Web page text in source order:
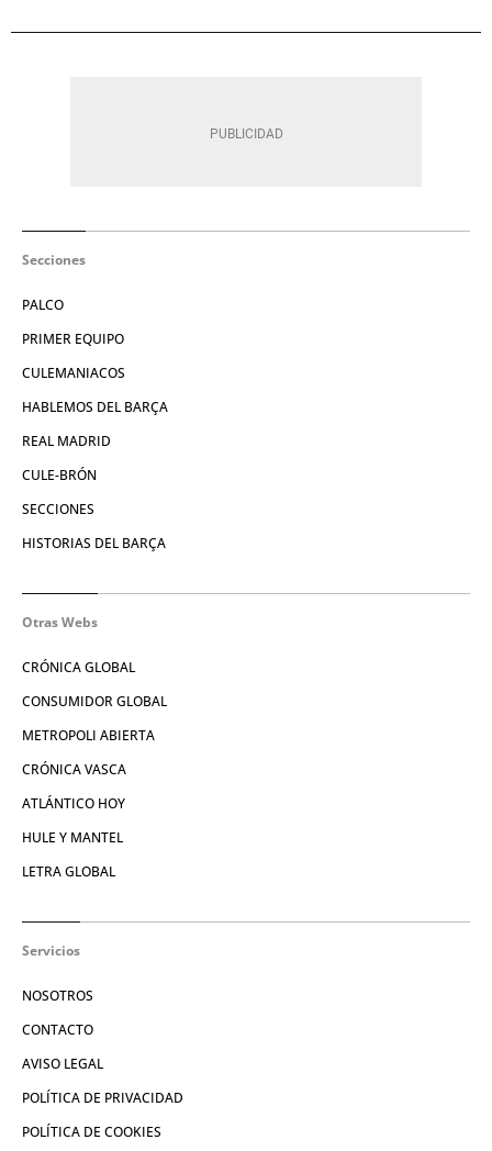
Secciones
PALCO
PRIMER EQUIPO
CULEMANIACOS
HABLEMOS DEL BARÇA
REAL MADRID
CULE-BRÓN
SECCIONES
HISTORIAS DEL BARÇA
Otras Webs
CRÓNICA GLOBAL
CONSUMIDOR GLOBAL
METROPOLI ABIERTA
CRÓNICA VASCA
ATLÁNTICO HOY
HULE Y MANTEL
LETRA GLOBAL
Servicios
NOSOTROS
CONTACTO
AVISO LEGAL
POLÍTICA DE PRIVACIDAD
POLÍTICA DE COOKIES